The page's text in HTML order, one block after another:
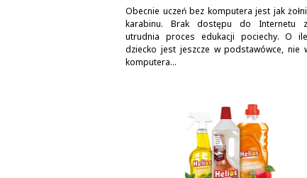
Obecnie uczeń bez komputera jest jak
karabinu. Brak dostępu do Internetu
utrudnia proces edukacji pociechy. O
dziecko jest jeszcze w podstawówce, nie
komputera...